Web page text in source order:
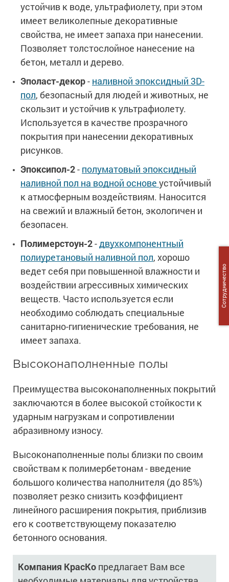
устойчив к воде, ультрафиолету, при этом
имеет великолепные декоративные
свойства, не имеет запаха при нанесении.
Позволяет толстослойное нанесение на
бетон, металл и дерево.
Эполаст-декор- наливной эпоксидный 3D-
пол, безопасный для людей и животных, не
скользит и устойчив к ультрафиолету.
Используется в качестве прозрачного
покрытия при нанесении декоративных
рисунков.
Эпоксипол-2- полуматовый эпоксидный
наливной пол на водной основе устойчивый
к атмосферным воздействиям. Наносится
на свежий и влажный бетон, экологичен и
безопасен.
Полимерстоун-2-двухкомпонентный
полиуретановый наливной пол, хорошо
ведет себя при повышенной влажности и
воздействии агрессивных химических
веществ. Часто используется если
необходимо соблюдать специальные
санитарно-гигиенические требования, не
имеет запаха.
Высоконаполненные полы
Преимущества высоконаполненных покрытий
заключаются в более высокой стойкости к
ударным нагрузкам и сопротивлении
абразивному износу.
Высоконаполненные полы близки по своим
свойствам к полимербетонам - введение
большого количества наполнителя (до 85%)
позволяет резко снизить коэффициент
линейного расширения покрытия, приблизив
его к соответствующему показателю
бетонного основания.
Компания КрасКо предлагает Вам все
Сотрудничество